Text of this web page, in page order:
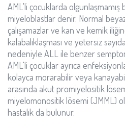
AML'li çocuklarda
miyeloblastlar denir. Normal
çalışamazlar ve kan ve kemik
kalabalıklaşması ve yetersiz
nedeniyle ALL ile benzer
AML'li çocuklar ayrıca
kolayca morarabilir veya
arasında akut promiyelositik
miyelomonositik lösemi (JMML)
hastalık da bulunur.